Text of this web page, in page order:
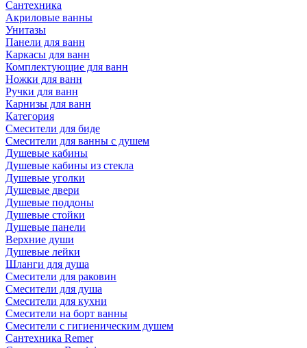
Сантехника
Акриловые ванны
Унитазы
Панели для ванн
Каркасы для ванн
Комплектующие для ванн
Ножки для ванн
Ручки для ванн
Карнизы для ванн
Категория
Смесители для биде
Смесители для ванны с душем
Душевые кабины
Душевые кабины из стекла
Душевые уголки
Душевые двери
Душевые поддоны
Душевые стойки
Душевые панели
Верхние души
Душевые лейки
Шланги для душа
Смесители для раковин
Смесители для душа
Смесители для кухни
Смесители на борт ванны
Смесители с гигиеническим душем
Сантехника Remer